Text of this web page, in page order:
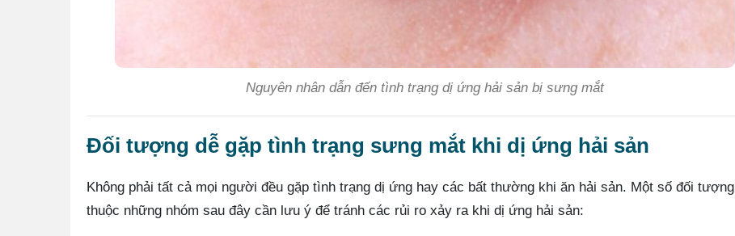
Nguyên nhân dẫn đến tình trạng dị ứng hải sản bị sưng mắt
Đối tượng dễ gặp tình trạng sưng mắt khi dị ứng hải sản
Không phải tất cả mọi người đều gặp tình trạng dị ứng hay các bất thường khi ăn hải sản. Một số đối tượng
thuộc những nhóm sau đây cần lưu ý để tránh các rủi ro xảy ra khi dị ứng hải sản: